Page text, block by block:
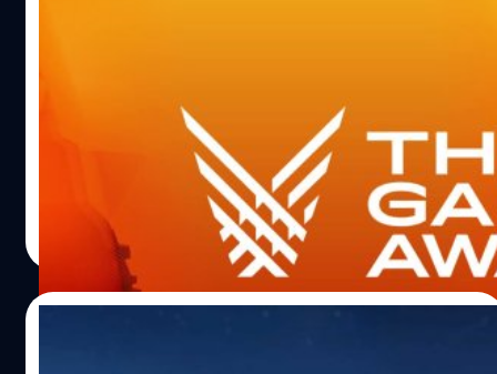
ในงาน The Game Awards 2022 ที่ผ่านมานอกจากการ
ประกาศรางวัลเกมแห่งปีแล้ว ยังมีการเปิดตัวเกมใหม่ ๆ
มากมายหลายเกม ไปดูกันว่ามีเกมอะไรบ้าง
วงศกร ปฐมชัยวัฒน์ | 1338 days ago
Read More